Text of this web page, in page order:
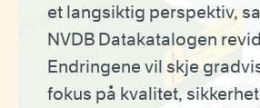
et langsiktig perspektiv,
NVDB Datakatalogen
Endringene vil skje
fokus på kvalitet,